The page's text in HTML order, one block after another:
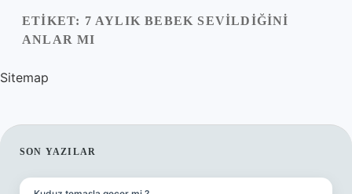
Yasal Uyarı
ETIKET: 7 AYLIK BEBEK SEVILDIĞINI
ANLAR MI
Sitemap
SIDEBAR
SON YAZILAR